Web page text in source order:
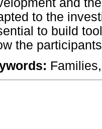
and
to the
to build
the